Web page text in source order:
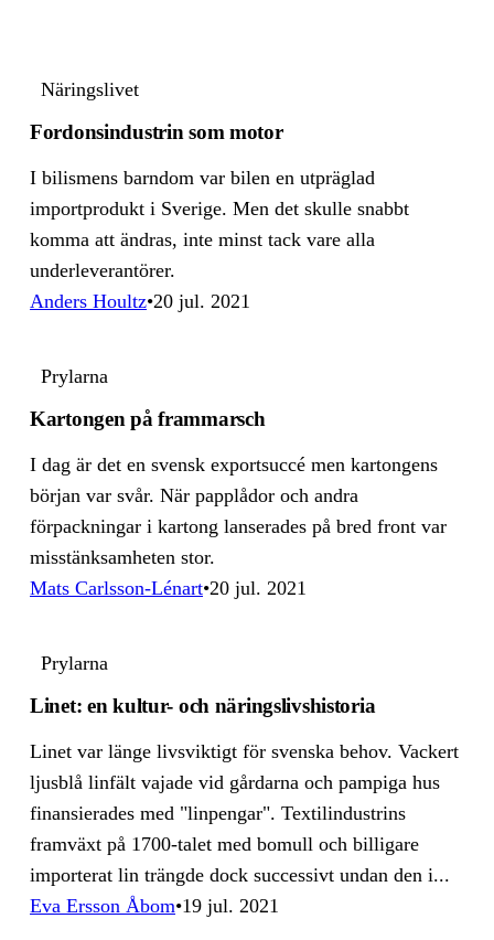
Näringslivet
Fordonsindustrin som motor
I bilismens barndom var bilen en utpräglad
importprodukt i Sverige. Men det skulle snabbt
komma att ändras, inte minst tack vare alla
underleverantörer.
Anders Houltz 20 jul. 2021
Prylarna
Kartongen på frammarsch
I dag är det en svensk exportsuccé men kartongens
början var svår. När papplådor och andra
förpackningar i kartong lanserades på bred front var
misstänksamheten stor.
Mats Carlsson-Lénart 20 jul. 2021
Prylarna
Linet: en kultur- och näringslivshistoria
Linet var länge livsviktigt för svenska behov. Vackert
ljusblå linfält vajade vid gårdarna och pampiga hus
finansierades med "linpengar". Textilindustrins
framväxt på 1700-talet med bomull och billigare
importerat lin trängde dock successivt undan den i...
Eva Ersson Åbom 19 jul. 2021